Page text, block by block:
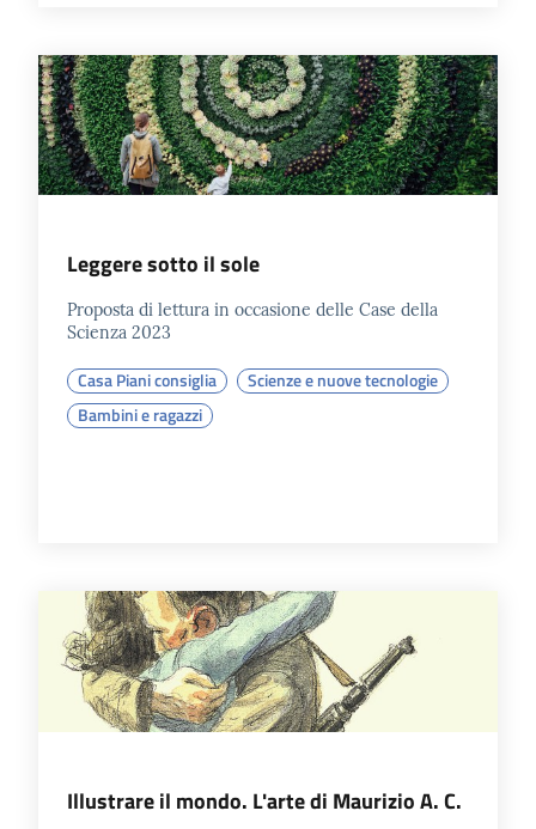
Leggere sotto il sole
Proposta di lettura in occasione delle Case della
Scienza 2023
Casa Piani consiglia
Scienze e nuove tecnologie
Bambini e ragazzi
Illustrare il mondo. L'arte di Maurizio A. C.